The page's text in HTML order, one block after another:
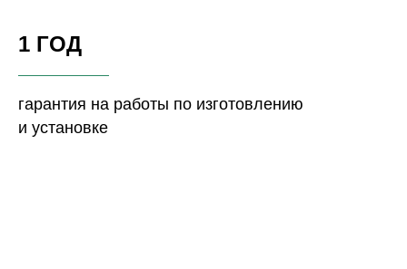
1 ГОД
гарантия на работы по изготовлению
и установке